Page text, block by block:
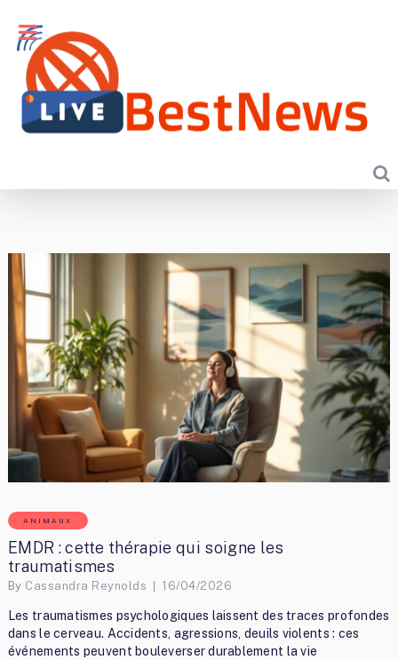
ANIMAUX
EMDR : cette thérapie qui soigne les
traumatismes
By Cassandra Reynolds 16/04/2026
Les traumatismes psychologiques laissent des traces profondes
dans le cerveau. Accidents, agressions, deuils violents : ces
événements peuvent bouleverser durablement la vie